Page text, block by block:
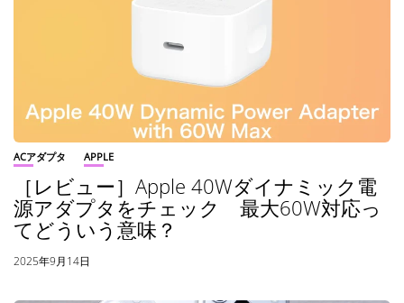
ACアダプタ APPLE
［レビュー］Apple 40Wダイナミック電
源アダプタをチェック 最大60W対応っ
てどういう意味？
2025年9月14日